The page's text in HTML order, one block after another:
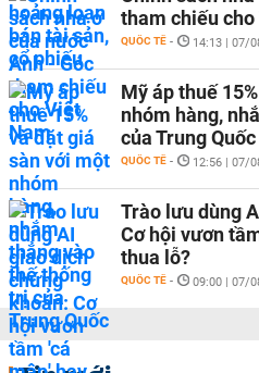
tham chiếu
QUỐC TẾ - 14:13 | 07/
Mỹ áp thuế
nhóm hàng,
của Trung Quốc
QUỐC TẾ - 12:56 | 07/
Trào lưu dùng
Cơ hội vươn
thua lỗ?
QUỐC TẾ - 09:00 | 07/